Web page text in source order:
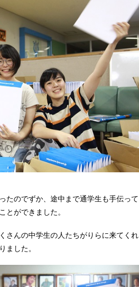
たのでずか、途中まで通学生も手伝って
とができました。
さんの中学生の人たちがりらに来てくれ
ました。